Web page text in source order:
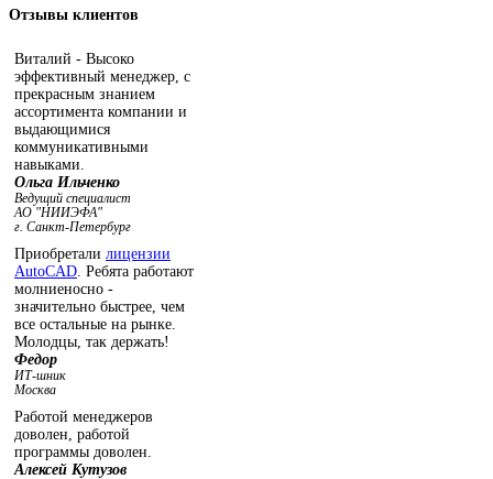
Отзывы клиентов
Виталий - Высоко
эффективный менеджер, с
прекрасным знанием
ассортимента компании и
выдающимися
коммуникативными
навыками.
Ольга Ильченко
Ведущий специалист
АО "НИИЭФА"
г. Санкт-Петербург
Приобретали лицензии
AutoCAD . Ребята работают
молниеносно -
значительно быстрее, чем
все остальные на рынке.
Молодцы, так держать!
Федор
ИТ-шник
Москва
Работой менеджеров
доволен, работой
программы доволен.
Алексей Кутузов